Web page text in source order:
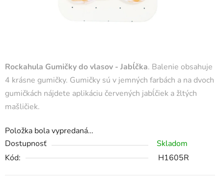
Rockahula Gumičky do vlasov - Jabĺčka. Balenie obsahuje
4 krásne gumičky. Gumičky sú v jemných farbách a na dvoch
gumičkách nájdete aplikáciu červených jabĺčiek a žltých
mašličiek.
Položka bola vypredaná…
Dostupnosť
Skladom
Kód:
H1605R